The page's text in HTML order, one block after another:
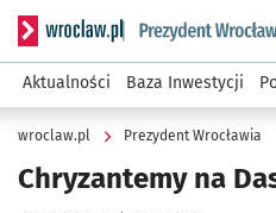
Serwis informacyjny
Aktualności Baza Inwestycji
wroclaw.pl Prezydent Wrocławia
Chryzantemy na